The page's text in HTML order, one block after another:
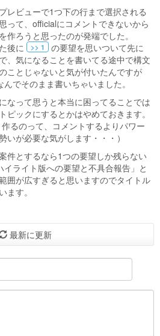
レビューで1つ下の行まで選択される
って、officialにコメントできないから
作ろうと思ったのが発端でした。
後に
>> 1
の要望を思いついて先に
、気になることを書いてる途中で構文
ことじゃないと気が付いたんですが
でそのまま書いちゃいました。
なって思うと本当に困ってることでは
ピックにするとかはやめておきます。
るのって、コメントするよりパワー
いが必要な気がします・・・）
件とするなら1つの要望しか残らない
イライト版への要望と不具合報告」と
囲が広すぎると思いますのでタイトル
ます。
最新に更新